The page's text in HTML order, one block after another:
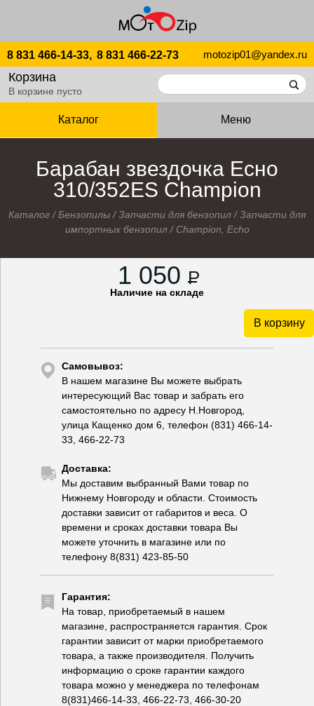
8 831 466-14-33, 8 831 466-22-73 motozip01@yandex.ru
Корзина
В корзине пусто
Каталог Меню
Барабан звездочка Eсно
310/352ES Champion
Каталог /Бензопилы /Запчасти для бензопил /Запчасти для
импортных бензопил/ Champion, Echo
1 050 P
Наличие на складе
В корзину
Самовывоз:
В нашем магазине Вы можете выбрать
интересующий Вас товар и забрать его
самостоятельно по адресу Н.Новгород,
улица Кащенко дом 6, телефон (831) 466-14-
33, 466-22-73
Доставка:
Мы доставим выбранный Вами товар по
Нижнему Новгороду и области. Стоимость
доставки зависит от габаритов и веса. О
времени и сроках доставки товара Вы
можете уточнить в магазине или по
телефону 8(831) 423-85-50
Гарантия:
На товар, приобретаемый в нашем
магазине, распространяется гарантия. Срок
гарантии зависит от марки приобретаемого
товара, а также производителя. Получить
информацию о сроке гарантии каждого
товара можно у менеджера по телефонам
8(831)466-14-33, 466-22-73, 466-30-20